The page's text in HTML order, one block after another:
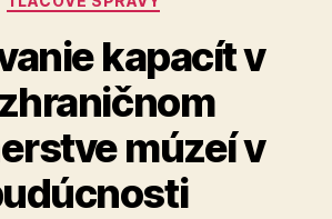
kapacít v
múzeí v